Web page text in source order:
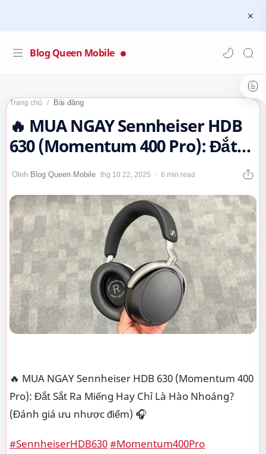
Blog Queen Mobile
Trang chủ Bài đăng
🔥 MUA NGAY Sennheiser HDB
630 (Momentum 400 Pro): Đắt
Sắt Ra Miếng Hay Chỉ Là Hào
Nhoáng?…
6 min read
🔥 MUA NGAY Sennheiser HDB 630 (Momentum 400
Pro): Đắt Sắt Ra Miếng Hay Chỉ Là Hào Nhoáng?
(Đánh giá ưu nhược điểm) 🎧
#SennheiserHDB630#Momentum400Pro